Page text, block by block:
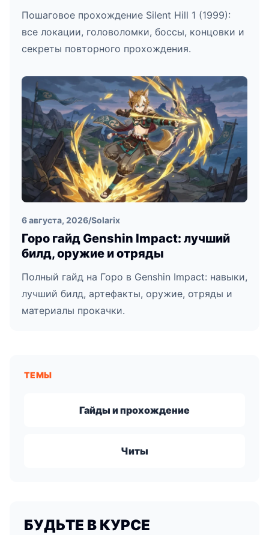
Пошаговое прохождение Silent Hill 1 (1999):
все локации, головоломки, боссы, концовки и
секреты повторного прохождения.
6 августа, 2026/Solarix
Горо гайд Genshin Impact: лучший
билд, оружие и отряды
Полный гайд на Горо в Genshin Impact: навыки,
лучший билд, артефакты, оружие, отряды и
материалы прокачки.
ТЕМЫ
Гайды и прохождение
Читы
БУДЬТЕ В КУРСЕ